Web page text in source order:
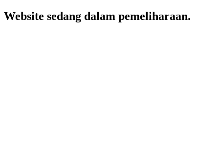
Website sedang dalam pemeliharaan.